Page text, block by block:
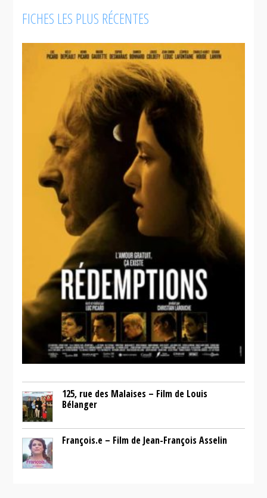
FICHES LES PLUS RÉCENTES
125, rue des Malaises – Film de Louis
Bélanger
François.e – Film de Jean-François Asselin